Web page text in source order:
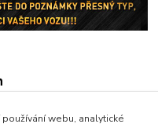
webu, analytické